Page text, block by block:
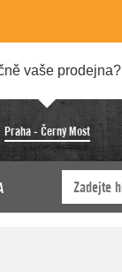
vaše prodejna?
Praha - Černý Most